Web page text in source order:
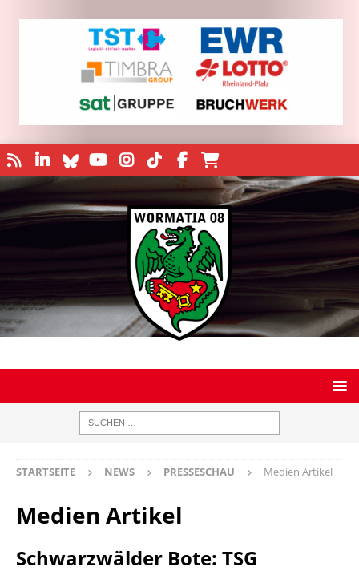
STARTSEITE NEWS PRESSESCHAU Medien Artikel
Medien Artikel
Schwarzwälder Bote: TSG